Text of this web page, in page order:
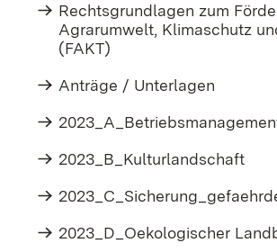
Rechtsgrundlagen zum
Agrarumwelt, Klimaschutz
(FAKT)
Anträge / Unterlagen
2023_B_Kulturlandschaft
2023_D_Oekologischer